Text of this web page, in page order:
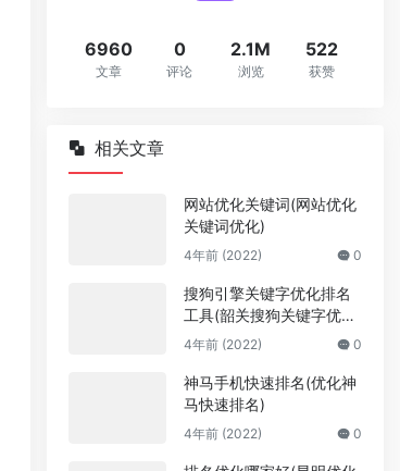
6960
文章
0
评论
2.1M
浏览
522
获赞
相关文章
网站优化关键词(网站优化
关键词优化)
4年前 (2022) 0
搜狗引擎关键字优化排名
工具(韶关搜狗关键字优化
多少钱)
4年前 (2022) 0
神马手机快速排名(优化神
马快速排名)
4年前 (2022) 0